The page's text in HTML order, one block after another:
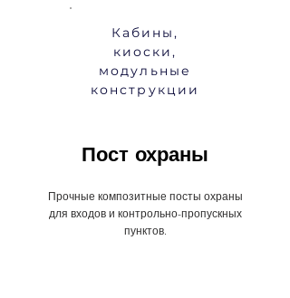
Кабины,
киоски,
модульные
конструкции
Пост охраны
Прочные композитные посты охраны
для входов и контрольно-пропускных
пунктов.